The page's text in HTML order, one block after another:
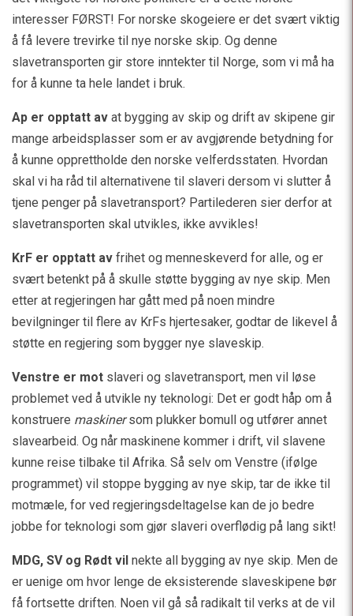
interesser FØRST! For norske skogeiere er det svært viktig
å få levere trevirke til nye norske skip. Og denne
slavetransporten gir store inntekter til Norge, som vi må ha
for å kunne ta hele landet i bruk.
Ap er opptatt av at bygging av skip og drift av skipene gir
mange arbeidsplasser som er av avgjørende betydning for
å kunne opprettholde den norske velferdsstaten. Hvordan
skal vi ha råd til alternativene til slaveri dersom vi slutter å
tjene penger på slavetransport? Partilederen sier derfor at
slavetransporten skal utvikles, ikke avvikles!
KrF er opptatt av frihet og menneskeverd for alle, og er
svært betenkt på å skulle støtte bygging av nye skip. Men
etter at regjeringen har gått med på noen mindre
bevilgninger til flere av KrFs hjertesaker, godtar de likevel å
støtte en regjering som bygger nye slaveskip.
Venstre er mot slaveri og slavetransport, men vil løse
problemet ved å utvikle ny teknologi: Det er godt håp om å
konstruere maskinersom plukker bomull og utfører annet
slavearbeid. Og når maskinene kommer i drift, vil slavene
kunne reise tilbake til Afrika. Så selv om Venstre (ifølge
programmet) vil stoppe bygging av nye skip, tar de ikke til
motmæle, for ved regjeringsdeltagelse kan de jo bedre
jobbe for teknologi som gjør slaveri overflødig på lang sikt!
MDG, SV og Rødt vil nekte all bygging av nye skip. Men de
er uenige om hvor lenge de eksisterende slaveskipene bør
få fortsette driften. Noen vil gå så radikalt til verks at de vil